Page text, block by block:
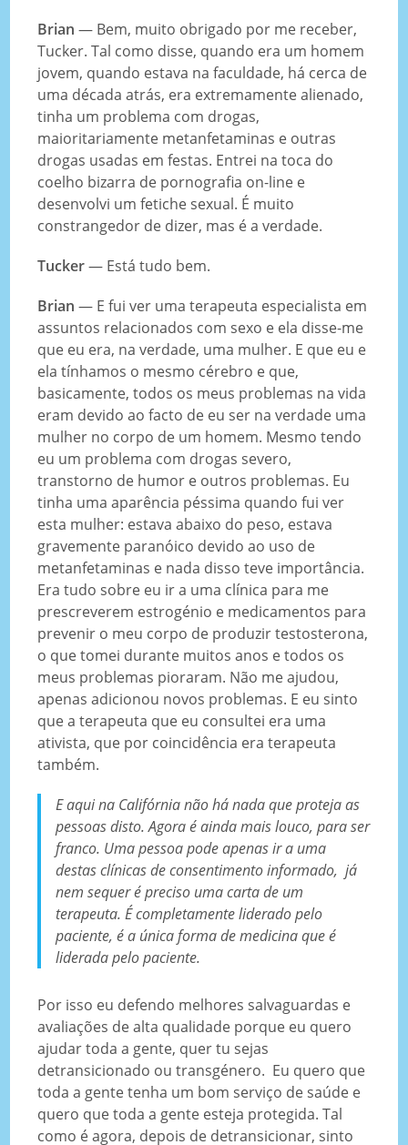
Brian — Bem, muito obrigado por me receber,
Tucker. Tal como disse, quando era um homem
jovem, quando estava na faculdade, há cerca de
uma década atrás, era extremamente alienado,
tinha um problema com drogas,
maioritariamente metanfetaminas e outras
drogas usadas em festas. Entrei na toca do
coelho bizarra de pornografia on-line e
desenvolvi um fetiche sexual. É muito
constrangedor de dizer, mas é a verdade.
Tucker— Está tudo bem.
Brian — E fui ver uma terapeuta especialista em
assuntos relacionados com sexo e ela disse-me
que eu era, na verdade, uma mulher. E que eu e
ela tínhamos o mesmo cérebro e que,
basicamente, todos os meus problemas na vida
eram devido ao facto de eu ser na verdade uma
mulher no corpo de um homem. Mesmo tendo
eu um problema com drogas severo,
transtorno de humor e outros problemas. Eu
tinha uma aparência péssima quando fui ver
esta mulher: estava abaixo do peso, estava
gravemente paranóico devido ao uso de
metanfetaminas e nada disso teve importância.
Era tudo sobre eu ir a uma clínica para me
prescreverem estrogénio e medicamentos para
prevenir o meu corpo de produzir testosterona,
o que tomei durante muitos anos e todos os
meus problemas pioraram. Não me ajudou,
apenas adicionou novos problemas. E eu sinto
que a terapeuta que eu consultei era uma
ativista, que por coincidência era terapeuta
também.
E aqui na Califórnia não há nada que proteja as
pessoas disto. Agora é ainda mais louco, para ser
franco. Uma pessoa pode apenas ir a uma
destas clínicas de consentimento informado, já
nem sequer é preciso uma carta de um
terapeuta. É completamente liderado pelo
paciente, é a única forma de medicina que é
liderada pelo paciente.
Por isso eu defendo melhores salvaguardas e
avaliações de alta qualidade porque eu quero
ajudar toda a gente, quer tu sejas
detransicionado ou transgénero. Eu quero que
toda a gente tenha um bom serviço de saúde e
quero que toda a gente esteja protegida. Tal
como é agora, depois de detransicionar, sinto